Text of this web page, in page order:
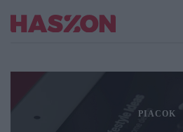
PIACOK